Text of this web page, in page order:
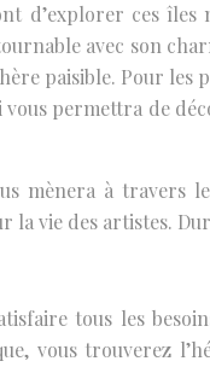
d’explorer ces
avec son
paisible. Pour
permettra de
mènera à travers
la vie des artistes.
tous les
vous trouverez